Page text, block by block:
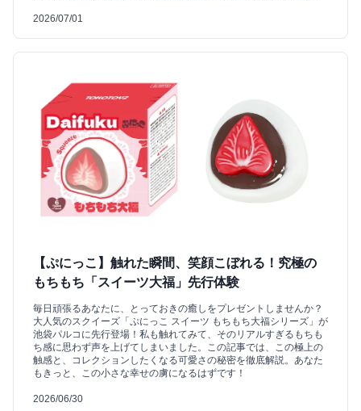
2026/07/01
【ぷにっこ】触れた瞬間、笑顔こぼれる！究極の
もちもち「スイーツ大福」先行体験
毎日頑張るあなたに、とっておきの癒しをプレゼントしませんか？
大人気のスクイーズ「ぷにっこ スイーツ もちもち大福シリーズ」が
池袋パルコに先行登場！私も触れてみて、そのリアルすぎるもちも
ち感に思わず声を上げてしまいました。この記事では、この極上の
触感と、コレクションしたくなる可愛さの秘密を徹底解説。あなた
もきっと、この小さな幸せの虜になるはずです！
2026/06/30